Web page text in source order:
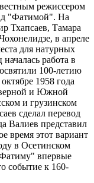
режиссером
"Фатимой". На
Тхапсаев, Тамара
в апреле
для натурных
работа в
100-летию
1958 года
и Южной
и грузинском
сделал перевод
Валиев представил
время этот вариант
в Осетинском
впервые
событие к 160-